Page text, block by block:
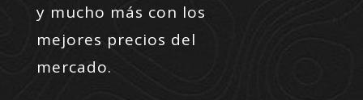
y mucho más con los
mejores precios del
mercado.